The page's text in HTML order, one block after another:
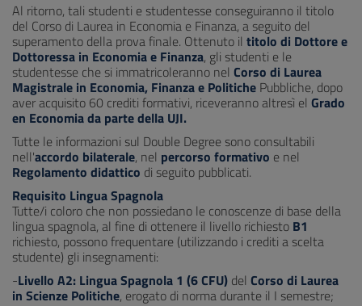
Al ritorno, tali studenti e studentesse conseguiranno il titolo
del Corso di Laurea in Economia e Finanza, a seguito del
superamento della prova finale. Ottenuto il titolo di Dottore e
Dottoressa in Economia e Finanza, gli studenti e le
studentesse che si immatricoleranno nel Corso di Laurea
Magistrale in Economia, Finanza e Politiche Pubbliche, dopo
aver acquisito 60 crediti formativi, riceveranno altresì el Grado
en Economia da parte della UJI.
Tutte le informazioni sul Double Degree sono consultabili
nell'accordo bilaterale, nel percorso formativo e nel
Regolamento didattico di seguito pubblicati.
Requisito Lingua Spagnola
Tutte/i coloro che non possiedano le conoscenze di base della
lingua spagnola, al fine di ottenere il livello richiesto B1
richiesto, possono frequentare (utilizzando i crediti a scelta
studente) gli insegnamenti:
-Livello A2: Lingua Spagnola 1 (6 CFU) del Corso di Laurea
in Scienze Politiche, erogato di norma durante il I semestre;